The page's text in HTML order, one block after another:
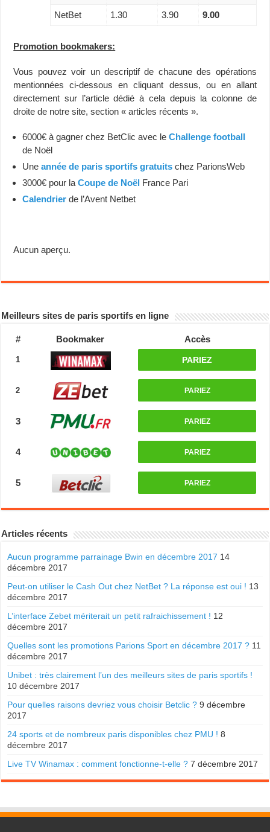
NetBet 1.30 3.90 9.00
Promotion bookmakers:
Vous pouvez voir un descriptif de chacune des opérations
mentionnées ci-dessous en cliquant dessus, ou en allant
directement sur l’article dédié à cela depuis la colonne de
droite de notre site, section « articles récents ».
6000€ à gagner chez BetClic avec leChallenge football
de Noël
Uneannée de paris sportifs gratuits chez ParionsWeb
3000€ pour laCoupe de Noël France Pari
Calendrier de l’Avent Netbet
Aucun aperçu.
Meilleurs sites de paris sportifs en ligne
# Bookmaker Accès
1 PARIEZ
2 PARIEZ
3 PARIEZ
4 PARIEZ
5 PARIEZ
Articles récents
Aucun programme parrainage Bwin en décembre 2017 14
décembre 2017
Peut-on utiliser le Cash Out chez NetBet ? La réponse est oui ! 13
décembre 2017
L’interface Zebet mériterait un petit rafraichissement ! 12
décembre 2017
Quelles sont les promotions Parions Sport en décembre 2017 ? 11
décembre 2017
Unibet : très clairement l’un des meilleurs sites de paris sportifs !
10 décembre 2017
Pour quelles raisons devriez vous choisir Betclic ? 9 décembre
2017
24 sports et de nombreux paris disponibles chez PMU ! 8
décembre 2017
Live TV Winamax : comment fonctionne-t-elle ? 7 décembre 2017